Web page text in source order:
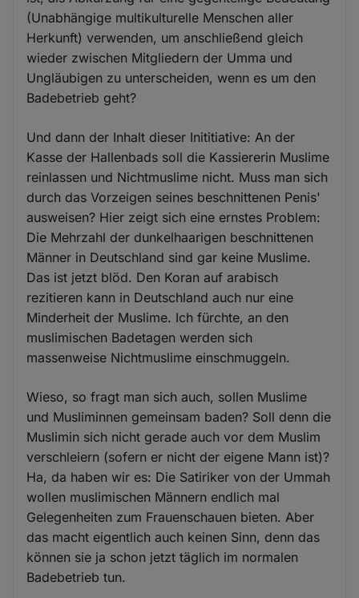
(Unabhängige multikulturelle Menschen aller
Herkunft) verwenden, um anschließend gleich
wieder zwischen Mitgliedern der Umma und
Ungläubigen zu unterscheiden, wenn es um den
Badebetrieb geht?
Und dann der Inhalt dieser Inititiative: An der
Kasse der Hallenbads soll die Kassiererin Muslime
reinlassen und Nichtmuslime nicht. Muss man sich
durch das Vorzeigen seines beschnittenen Penis'
ausweisen? Hier zeigt sich eine ernstes Problem:
Die Mehrzahl der dunkelhaarigen beschnittenen
Männer in Deutschland sind gar keine Muslime.
Das ist jetzt blöd. Den Koran auf arabisch
rezitieren kann in Deutschland auch nur eine
Minderheit der Muslime. Ich fürchte, an den
muslimischen Badetagen werden sich
massenweise Nichtmuslime einschmuggeln.
Wieso, so fragt man sich auch, sollen Muslime
und Musliminnen gemeinsam baden? Soll denn die
Muslimin sich nicht gerade auch vor dem Muslim
verschleiern (sofern er nicht der eigene Mann ist)?
Ha, da haben wir es: Die Satiriker von der Ummah
wollen muslimischen Männern endlich mal
Gelegenheiten zum Frauenschauen bieten. Aber
das macht eigentlich auch keinen Sinn, denn das
können sie ja schon jetzt täglich im normalen
Badebetrieb tun.